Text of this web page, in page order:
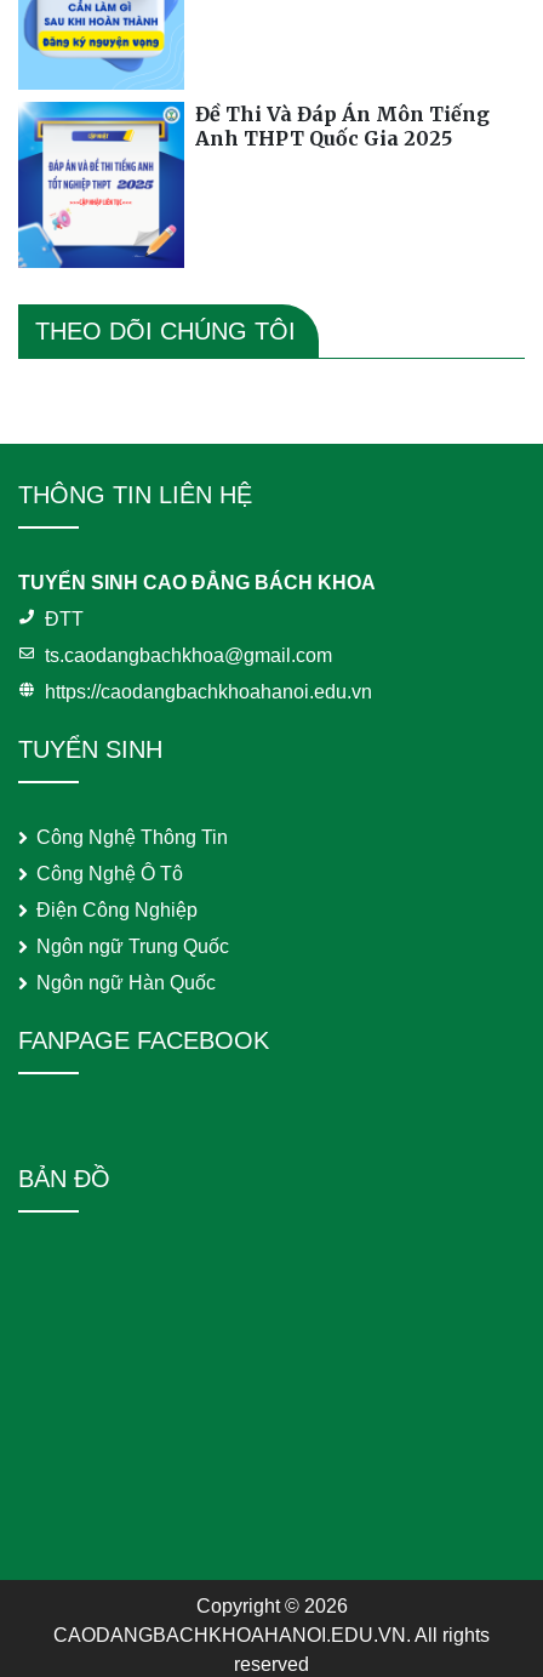
Đề Thi Và Đáp Án Môn Tiếng
Anh THPT Quốc Gia 2025
THEO DÕI CHÚNG TÔI
THÔNG TIN LIÊN HỆ
TUYỂN SINH CAO ĐẲNG BÁCH KHOA
ĐTT
ts.caodangbachkhoa@gmail.com
https://caodangbachkhoahanoi.edu.vn
TUYỂN SINH
Công Nghệ Thông Tin
Công Nghệ Ô Tô
Điện Công Nghiệp
Ngôn ngữ Trung Quốc
Ngôn ngữ Hàn Quốc
FANPAGE FACEBOOK
BẢN ĐỒ
Copyright © 2026
CAODANGBACHKHOAHANOI.EDU.VN. All rights
reserved